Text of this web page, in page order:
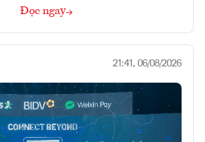
Đọc ngay
21:41, 06/08/2026